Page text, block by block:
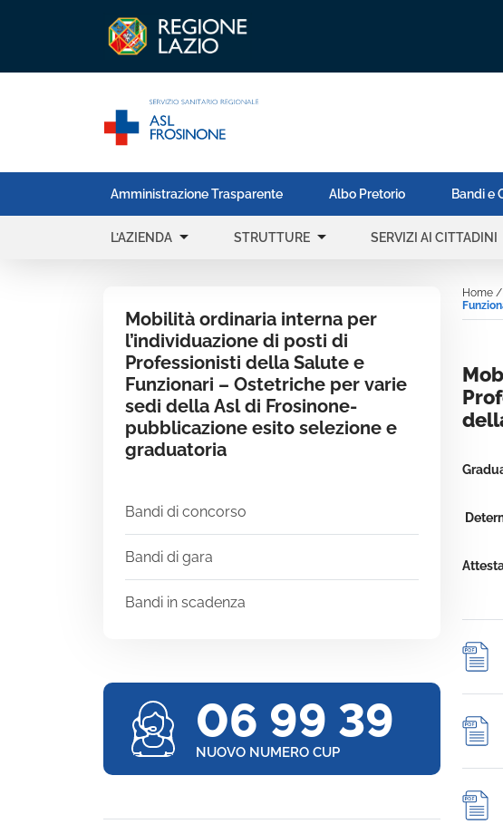
Amministrazione Trasparente Albo Pretorio Bandi e
L’AZIENDA arrow_drop_down STRUTTURE arrow_drop_down SERVIZI AI CITTADINI
Mobilità ordinaria interna per
l’individuazione di posti di
Professionisti della Salute e
Funzionari – Ostetriche per varie
sedi della Asl di Frosinone-
pubblicazione esito selezione e
graduatoria
Bandi di concorso
Bandi di gara
Bandi in scadenza
Home /
06 99 39
NUOVO NUMERO CUP